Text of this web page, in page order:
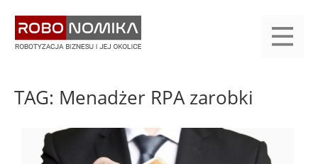
treści
yasne
main
menu
TAG: Menadżer RPA zarobki